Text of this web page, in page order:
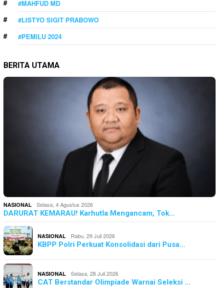
#MAHFUD MD
#LISTYO SIGIT PRABOWO
#PEMILU 2024
BERITA UTAMA
NASIONAL Selasa, 4 Agustus 2026
DARURAT KEMARAU! Karhutla Mengancam, Tok…
NASIONAL Rabu, 29 Juli 2026
KBPP Polri Perkuat Konsolidasi dari Pusa…
NASIONAL Selasa, 28 Juli 2026
CAT Berstandar Olimpiade Warnai Seleksi …